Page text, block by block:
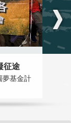
征途
夢基金計